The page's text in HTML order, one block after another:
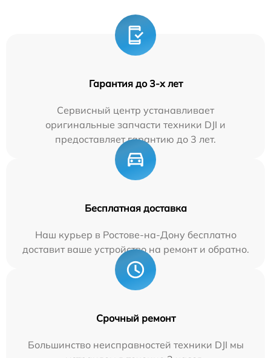
Гарантия до 3-х лет
Сервисный центр устанавливает
оригинальные запчасти техники DJI и
предоставляет гарантию до 3 лет.
Бесплатная доставка
Наш курьер в Ростове-на-Дону бесплатно
доставит ваше устройство на ремонт и обратно.
Срочный ремонт
Большинство неисправностей техники DJI мы